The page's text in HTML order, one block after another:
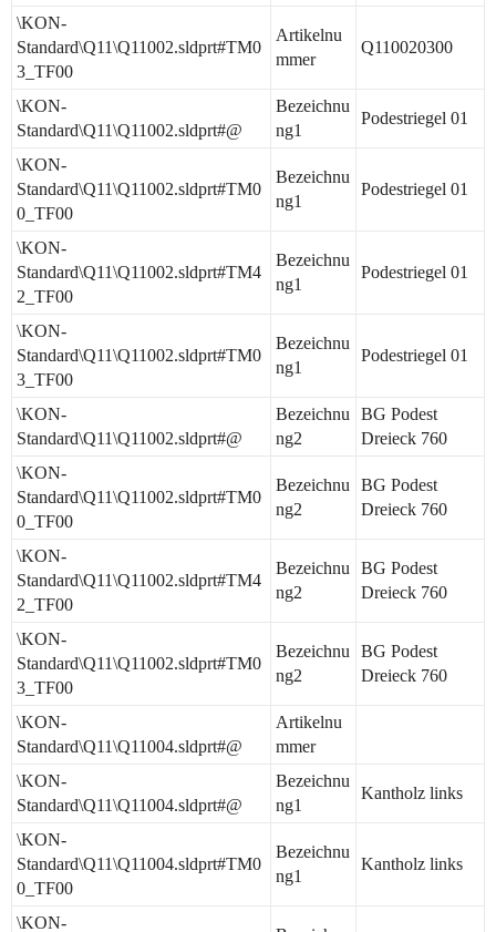
\KON-
Standard\Q11\Q11002.sldprt#TM0
3_TF00
Artikelnu
mmer
Q110020300
\KON-
Standard\Q11\Q11002.sldprt#@
Bezeichnu
ng1
Podestriegel 01
\KON-
Standard\Q11\Q11002.sldprt#TM0
0_TF00
Bezeichnu
ng1
Podestriegel 01
\KON-
Standard\Q11\Q11002.sldprt#TM4
2_TF00
Bezeichnu
ng1
Podestriegel 01
\KON-
Standard\Q11\Q11002.sldprt#TM0
3_TF00
Bezeichnu
ng1
Podestriegel 01
\KON-
Standard\Q11\Q11002.sldprt#@
Bezeichnu
ng2
BG Podest
Dreieck 760
\KON-
Standard\Q11\Q11002.sldprt#TM0
0_TF00
Bezeichnu
ng2
BG Podest
Dreieck 760
\KON-
Standard\Q11\Q11002.sldprt#TM4
2_TF00
Bezeichnu
ng2
BG Podest
Dreieck 760
\KON-
Standard\Q11\Q11002.sldprt#TM0
3_TF00
Bezeichnu
ng2
BG Podest
Dreieck 760
\KON-
Standard\Q11\Q11004.sldprt#@
Artikelnu
mmer
\KON-
Standard\Q11\Q11004.sldprt#@
Bezeichnu
ng1
Kantholz links
\KON-
Standard\Q11\Q11004.sldprt#TM0
0_TF00
Bezeichnu
ng1
Kantholz links
\KON-